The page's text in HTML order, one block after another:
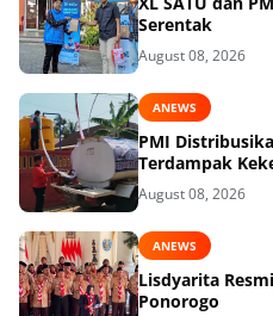
Serentak
August 08, 2026
ANEWS
PMI
Terdampak
August 08, 2026
ANEWS
Lisdyarita
Ponorogo